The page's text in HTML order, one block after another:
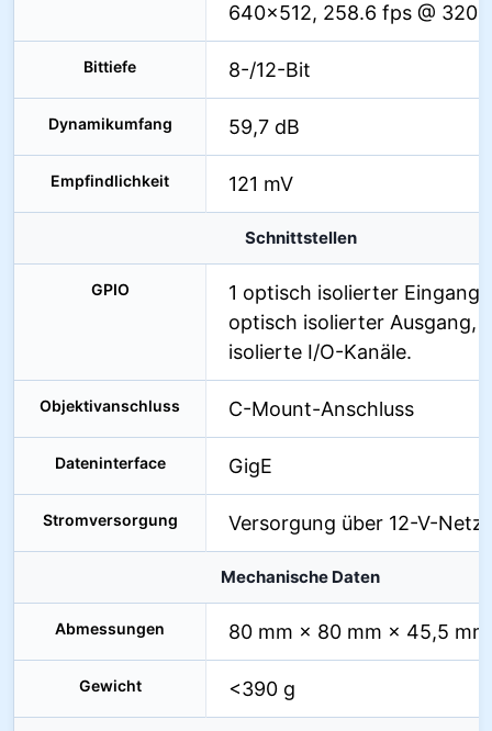
640×512, 258.6 fps @
Bittiefe 8-/12-Bit
Dynamikumfang 59,7 dB
Empfindlichkeit 121 mV
Schnittstellen
GPIO
1 optisch isolierter Eingang,
optisch isolierter Ausgang,
isolierte I/O-Kanäle.
Objektivanschluss C-Mount-Anschluss
Dateninterface GigE
Stromversorgung Versorgung über 12-V-
Mechanische Daten
Abmessungen 80 mm × 80 mm × 45,5 mm
Gewicht <390 g